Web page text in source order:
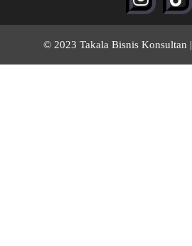
© 2023 Takala Bisnis Konsultan |